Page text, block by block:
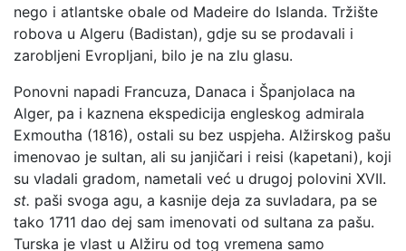
nego i atlantske obale od Madeire do Islanda. Tržište
robova u Algeru (Badistan), gdje su se prodavali i
zarobljeni Evropljani, bilo je na zlu glasu.
Ponovni napadi Francuza, Danaca i Španjolaca na
Alger, pa i kaznena ekspedicija engleskog admirala
Exmoutha (1816), ostali su bez uspjeha. Alžirskog pašu
imenovao je sultan, ali su janjičari i reisi (kapetani), koji
su vladali gradom, nametali već u drugoj polovini XVII.
st. paši svoga agu, a kasnije deja za suvladara, pa se
tako 1711 dao dej sam imenovati od sultana za pašu.
Turska je vlast u Alžiru od tog vremena samo